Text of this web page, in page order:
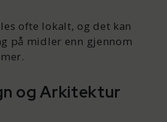
ofte lokalt, og det kan
på midler enn gjennom
og Arkitektur